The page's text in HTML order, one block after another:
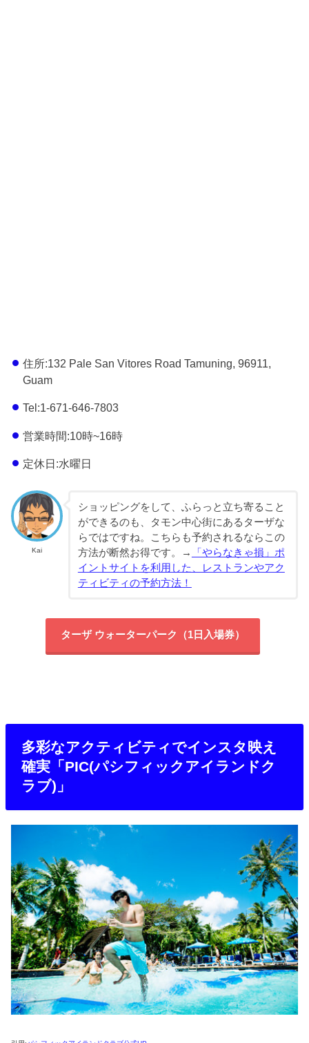
住所:132 Pale San Vitores Road Tamuning, 96911,
Guam
Tel:1-671-646-7803
営業時間:10時~16時
定休日:水曜日
Kai
ショッピングをして、ふらっと立ち寄ること
ができるのも、タモン中心街にあるターザな
らではですね。こちらも予約されるならこの
方法が断然お得です。→
「やらなきゃ損」ポ
イントサイトを利用した、レストランやアク
ティビティの予約方法！
ターザ ウォーターパーク（1日入場券）
多彩なアクティビティでインスタ映え
確実「PIC(パシフィックアイランドク
ラブ)」